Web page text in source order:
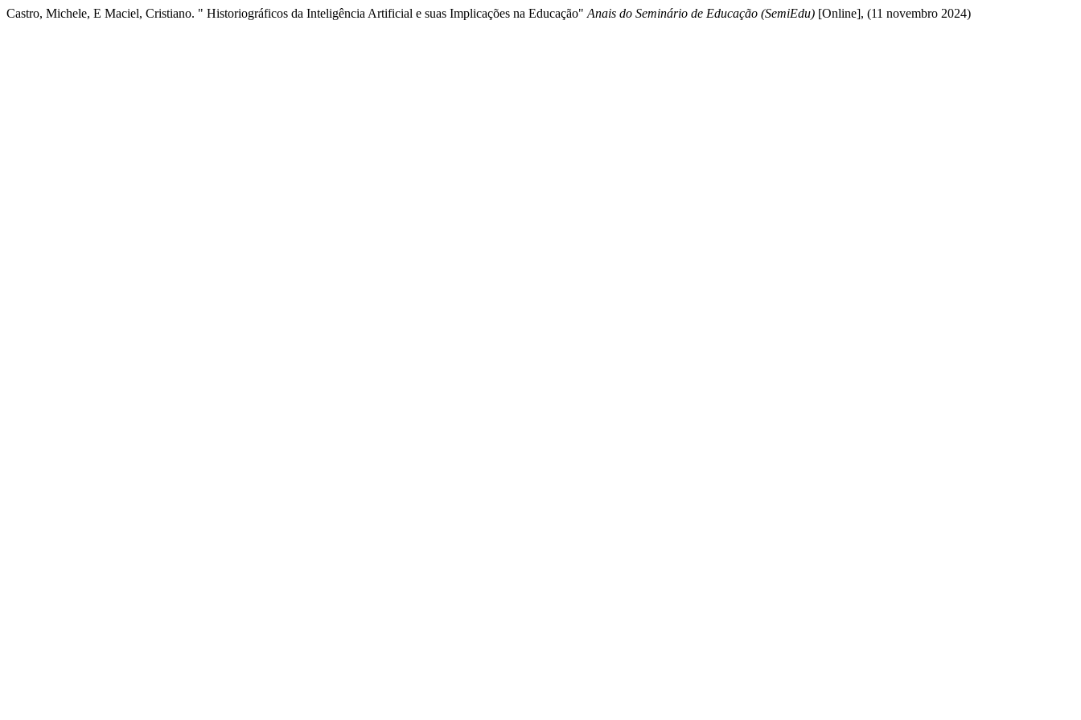
Castro, Michele, E Maciel, Cristiano. " Historiográficos da Inteligência Artificial e suas Implicações na Educação" Anais do Seminário de Educação (SemiEdu) [Online], (11 novembro 2024)